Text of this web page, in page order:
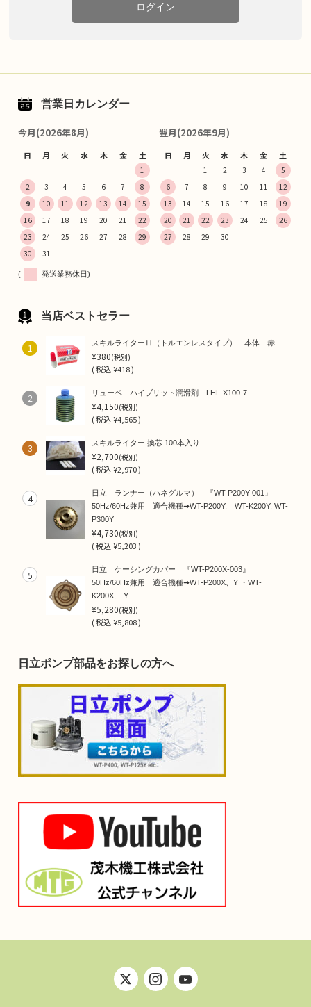
ログイン
営業日カレンダー
今月(2026年8月)
日 月 火 水 木 金 土
1
2
3 4 5 6 7
8
9
10 11 12 13 14
15
16
17 18 19 20 21
22
23
24 25 26 27 28
29
30
31
翌月(2026年9月)
日 月 火 水 木 金 土
1 2 3 4
5
6
7 8 9 10 11
12
13
14 15 16 17 18
19
20
21 22 23 24 25
26
27
28 29 30
( 発送業務休日)
当店ベストセラー
1 スキルライターⅢ（トルエンレスタイプ） 本体 赤
¥380(税別)
(税込¥418 )
2 リューベ ハイブリット潤滑剤 LHL-X100-7
¥4,150(税別)
(税込¥4,565 )
3 スキルライター 換芯 100本入り
¥2,700(税別)
(税込¥2,970 )
4
日立 ランナー（ハネグルマ） 『WT-P200Y-001』
50Hz/60Hz兼用 適合機種➜WT-P200Y, WT-K200Y, WT-
P300Y
¥4,730(税別)
(税込¥5,203 )
5
日立 ケーシングカバー 『WT-P200X-003』
50Hz/60Hz兼用 適合機種➜WT-P200X、Y ・WT-
K200X, Y
¥5,280(税別)
(税込¥5,808 )
日立ポンプ部品をお探しの方へ